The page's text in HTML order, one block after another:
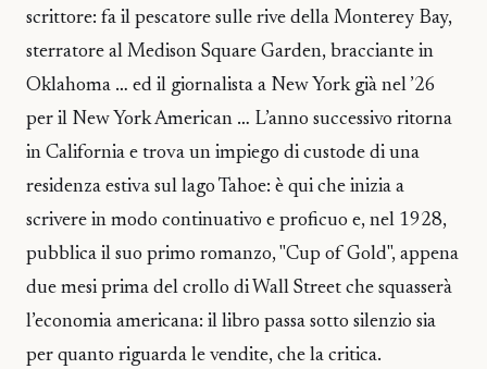
scrittore: fa il pescatore sulle rive della Monterey Bay,
sterratore al Medison Square Garden, bracciante in
Oklahoma … ed il giornalista a New York già nel ’26
per il New York American … L’anno successivo ritorna
in California e trova un impiego di custode di una
residenza estiva sul lago Tahoe: è qui che inizia a
scrivere in modo continuativo e proficuo e, nel 1928,
pubblica il suo primo romanzo, "Cup of Gold", appena
due mesi prima del crollo di Wall Street che squasserà
l’economia americana: il libro passa sotto silenzio sia
per quanto riguarda le vendite, che la critica.